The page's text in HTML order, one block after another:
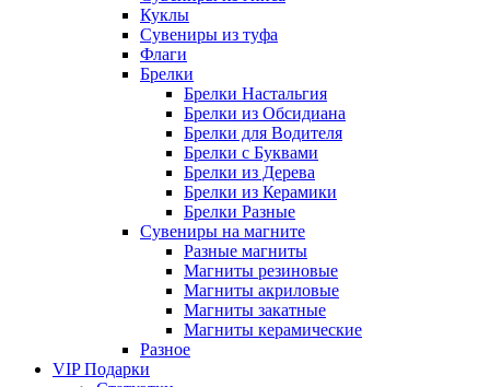
Куклы
Сувениры из туфа
Флаги
Брелки
Брелки Настальгия
Брелки из Обсидиана
Брелки для Водителя
Брелки с Буквами
Брелки из Дерева
Брелки из Керамики
Брелки Разные
Сувениры на магните
Разные магниты
Магниты резиновые
Магниты акриловые
Магниты закатные
Магниты керамические
Разное
VIP Подарки